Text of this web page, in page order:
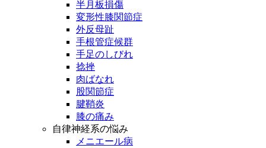
半月板損傷
変形性膝関節症
外反母趾
手根管症候群
手足のしびれ
捻挫
肉ばなれ
股関節症
腱鞘炎
膝の痛み
自律神経系の悩み
メニエール病